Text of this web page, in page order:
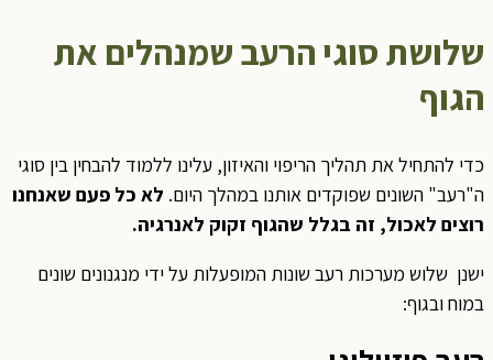
שלושת סוגי הרעב שמנהלים את
הגוף
כדי להתחיל את תהליך הריפוי והאיזון, עלינו ללמוד להבחין בין סוגי
ה"רעב" השונים שפוקדים אותנו במהלך היום. לא כל פעם שאנחנו
רוצים לאכול, זה בגלל שהגוף זקוק לאנרגיה.
ישנן שלוש מערכות רעב שונות המופעלות על ידי מנגנונים שונים
במוח ובגוף: